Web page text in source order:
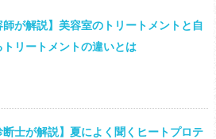
師が解説】美容室のトリートメントと自
トリートメントの違いとは
断士が解説】夏によく聞くヒートプロテ